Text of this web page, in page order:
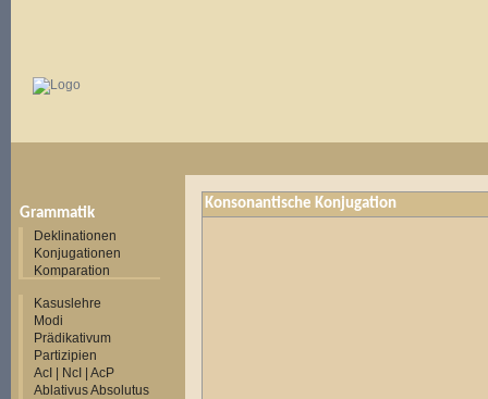
Grammatik
Deklinationen
Konjugationen
Komparation
Kasuslehre
Modi
Prädikativum
Partizipien
AcI | NcI | AcP
Ablativus Absolutus
Konsonantische Konjugation